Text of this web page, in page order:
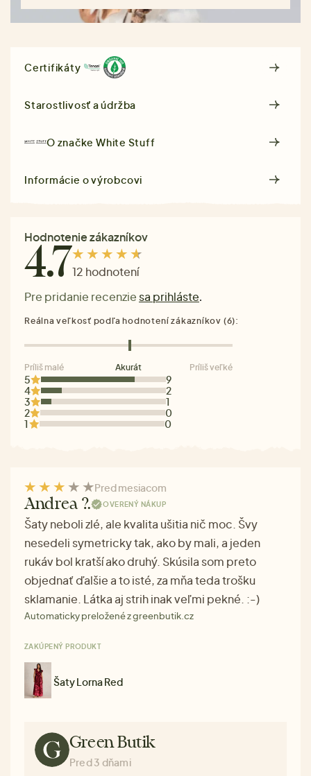
Certifikáty
Starostlivosť a údržba
O značkeWhite Stuff
Informácie o výrobcovi
Hodnotenie zákazníkov
4.712 hodnotení
Pre pridanie recenzie sa prihláste.
5
9
4
2
3
1
2
0
1
0
Reálna veľkosť podľa hodnotení zákazníkov (6):
Príliš malé Akurát Príliš veľké
Pred mesiacom
Andrea ?. OVERENÝ NÁKUP
Šaty neboli zlé, ale kvalita ušitia nič moc. Švy
nesedeli symetricky tak, ako by mali, a jeden
rukáv bol kratší ako druhý. Skúsila som preto
objednať ďalšie a to isté, za mňa teda trošku
sklamanie. Látka aj strih inak veľmi pekné. :-)
Automaticky preložené z greenbutik.cz
ZAKÚPENÝ PRODUKT
Šaty Lorna Red
Green Butik
Pred 3 dňami